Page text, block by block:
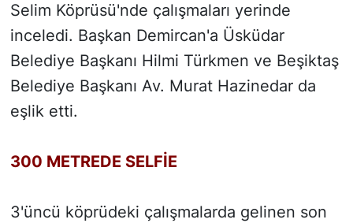
Selim Köprüsü'nde çalışmaları yerinde
inceledi. Başkan Demircan'a Üsküdar
Belediye Başkanı Hilmi Türkmen ve Beşiktaş
Belediye Başkanı Av. Murat Hazinedar da
eşlik etti.
300 METREDE SELFİE
3'üncü köprüdeki çalışmalarda gelinen son